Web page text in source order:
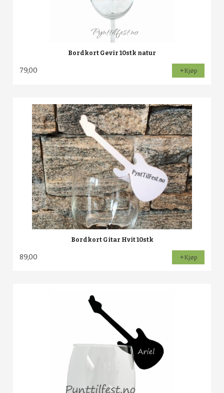
Bordkort Gevir 10stk natur
79,00 Kjøp
Bordkort Gitar Hvit 10stk
89,00 Kjøp